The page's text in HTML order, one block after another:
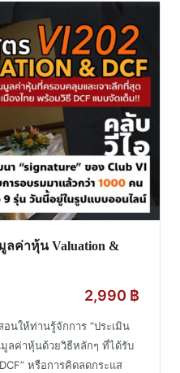
ลค่าหุ้น Valuation &
2,990 ฿
นให้ท่านรู้จักการ “ประเมิน
ลค่าหุ้นด้วยวิธีหลักๆ ที่ได้รับ
หรือการคิดลดกระแส